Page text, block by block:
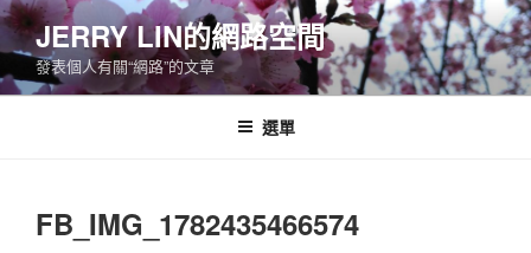
跳
至
主
要
JERRY LIN的網路空間
發表個人有關“網路”的文章
選單
FB_IMG_1782435466574